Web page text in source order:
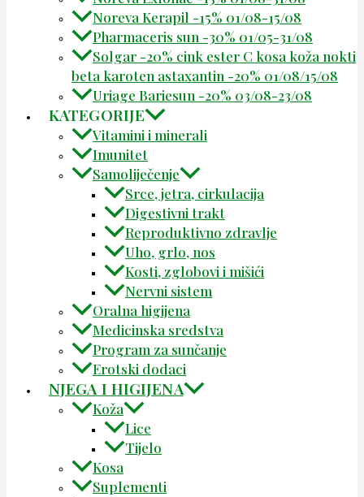
Noreva Kerapil -15% 01/08-15/08
Pharmaceris sun -30% 01/05-31/08
Solgar -20% cink ester C kosa koža nokti
beta karoten astaxantin -20% 01/08/15/08
Uriage Bariesun -20% 03/08-23/08
KATEGORIJE
Vitamini i minerali
Imunitet
Samoliječenje
Srce, jetra, cirkulacija
Digestivni trakt
Reproduktivno zdravlje
Uho, grlo, nos
Kosti, zglobovi i mišići
Nervni sistem
Oralna higijena
Medicinska sredstva
Program za sunčanje
Erotski dodaci
NJEGA I HIGIJENA
Koža
Lice
Tijelo
Kosa
Suplementi